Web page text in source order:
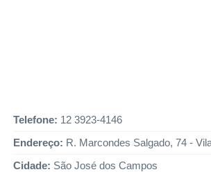
Telefone: 12 3923-4146
Endereço: R. Marcondes Salgado, 74 -
Cidade: São José dos Campos